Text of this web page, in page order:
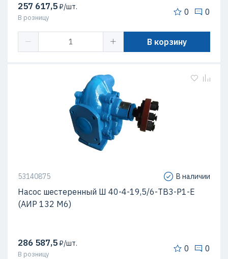
257 617,5₽/шт.
В розницу
0 0
В корзину
53140875 В наличии
Насос шестеренный Ш 40-4-19,5/6-ТВ3-Р1-Е
(АИР 132 М6)
286 587,5₽/шт.
В розницу
0 0